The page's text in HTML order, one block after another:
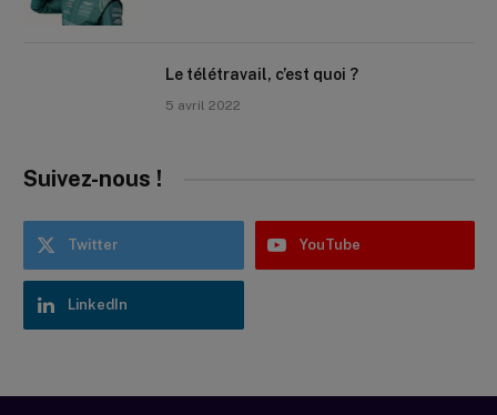
Le télétravail, c’est quoi ?
5 avril 2022
Suivez-nous !
Twitter YouTube
LinkedIn